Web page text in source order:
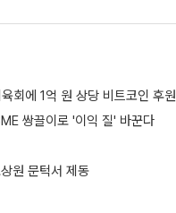
회에 1억 원 상당 비트코인 후원
쌍끌이로 '이익 질' 바꾼다
원 문턱서 제동